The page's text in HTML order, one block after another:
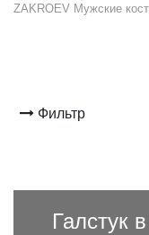
ZAKROEV Мужские
Фильтр
Галстук